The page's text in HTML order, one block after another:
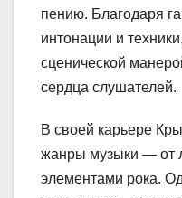
пению. Благодаря
интонации и
сценической
сердца слушателей.
В своей карьере
жанры музыки — от
элементами рока.